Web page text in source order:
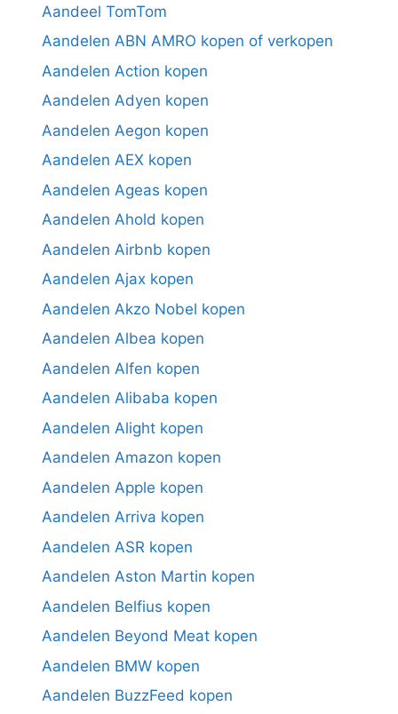
Aandeel TomTom
Aandelen ABN AMRO kopen of verkopen
Aandelen Action kopen
Aandelen Adyen kopen
Aandelen Aegon kopen
Aandelen AEX kopen
Aandelen Ageas kopen
Aandelen Ahold kopen
Aandelen Airbnb kopen
Aandelen Ajax kopen
Aandelen Akzo Nobel kopen
Aandelen Albea kopen
Aandelen Alfen kopen
Aandelen Alibaba kopen
Aandelen Alight kopen
Aandelen Amazon kopen
Aandelen Apple kopen
Aandelen Arriva kopen
Aandelen ASR kopen
Aandelen Aston Martin kopen
Aandelen Belfius kopen
Aandelen Beyond Meat kopen
Aandelen BMW kopen
Aandelen BuzzFeed kopen